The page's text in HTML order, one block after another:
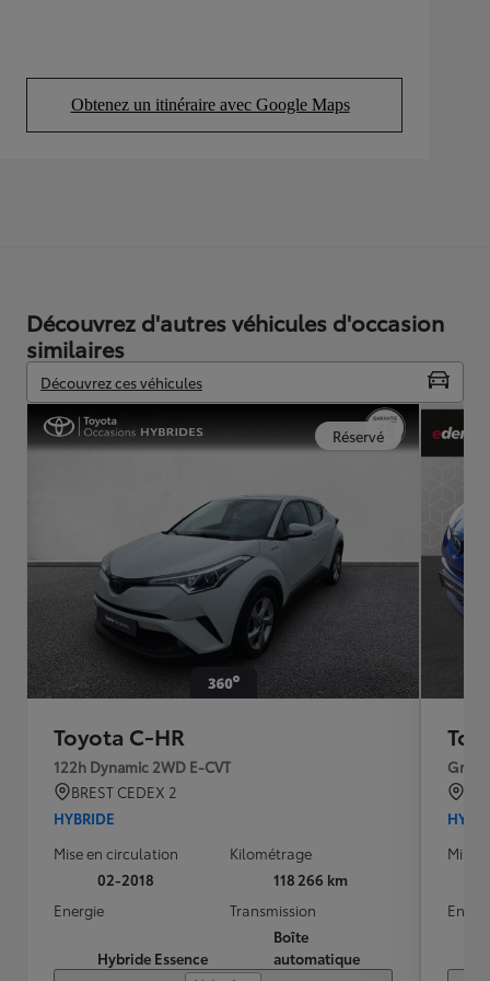
Obtenez un itinéraire avec Google Maps
(Opens in new tab)
Découvrez d'autres véhicules d'occasion
similaires
Découvrez ces véhicules
Réservé
Toyota C-HR
122h Dynamic 2WD E-CVT
BREST CEDEX 2
HYBRIDE
Mise en circulation
02-2018
Kilométrage
118 266 km
Energie
Hybride Essence
Transmission
Boîte
automatique
Mise